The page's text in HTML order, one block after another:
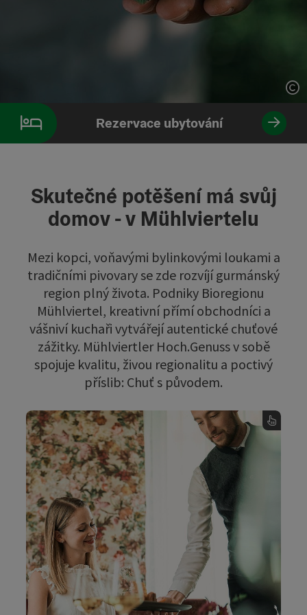
Rezervace ubytování
Skutečné potěšení má svůj
domov - v Mühlviertelu
Mezi kopci, voňavými bylinkovými loukami a
tradičními pivovary se zde rozvíjí gurmánský
region plný života. Podniky Bioregionu
Mühlviertel, kreativní přímí obchodníci a
vášniví kuchaři vytvářejí autentické chuťové
zážitky. Mühlviertler Hoch.Genuss v sobě
spojuje kvalitu, živou regionalitu a poctivý
příslib: Chuť s původem.
Společnosti Hoch.Genuss
Vášeň, která začíná ve výrobě, pokračuje v
kuchyni a je doplněna vřelou a upřímnou
pohostinností.
Tento slib necháváme jednou ročně nezávisle
auditovat. Náš manifest Hoch.Genuss: trvale
udržitelný, nefalšovaný požitek, region blízký
přírodě a autentická kultura stolování.
Nechte se okouzlit kulinářskou rozmanitostí